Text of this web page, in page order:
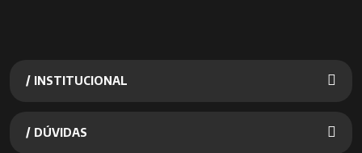
/ INSTITUCIONAL
/ DÚVIDAS